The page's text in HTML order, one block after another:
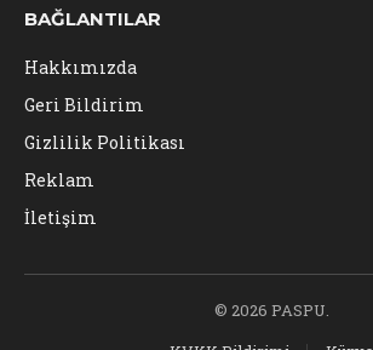
BAĞLANTILAR
Hakkımızda
Geri Bildirim
Gizlilik Politikası
Reklam
İletişim
© 2026 PASPU.